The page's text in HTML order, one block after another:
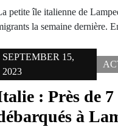
petite île italienne de
la semaine dernière.
SEPTEMBER 15,
2023
: Près de
à